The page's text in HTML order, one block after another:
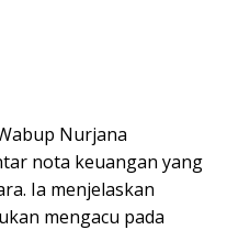
Nurjana
nota keuangan yang
Ia menjelaskan
mengacu pada